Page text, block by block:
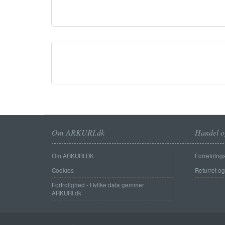
Om ARKURI.dk
Om ARKURI.DK
Cookies
Fortrolighed - Hvilke data gemmer
ARKURI.dk
Handel
Returret